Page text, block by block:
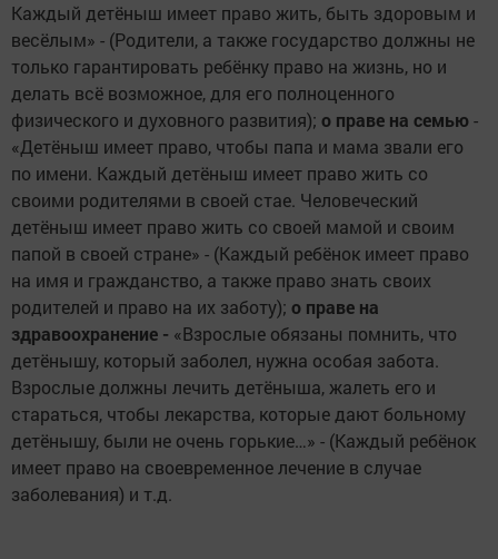
Каждый детёныш имеет право жить, быть здоровым и
весёлым» - (Родители, а также государство должны не
только гарантировать ребёнку право на жизнь, но и
делать всё возможное, для его полноценного
физического и духовного развития); о праве на семью-
«Детёныш имеет право, чтобы папа и мама звали его
по имени. Каждый детёныш имеет право жить со
своими родителями в своей стае. Человеческий
детёныш имеет право жить со своей мамой и своим
папой в своей стране» - (Каждый ребёнок имеет право
на имя и гражданство, а также право знать своих
родителей и право на их заботу); о праве на
здравоохранение - «Взрослые обязаны помнить, что
детёнышу, который заболел, нужна особая забота.
Взрослые должны лечить детёныша, жалеть его и
стараться, чтобы лекарства, которые дают больному
детёнышу, были не очень горькие…» - (Каждый ребёнок
имеет право на своевременное лечение в случае
заболевания) и т.д.